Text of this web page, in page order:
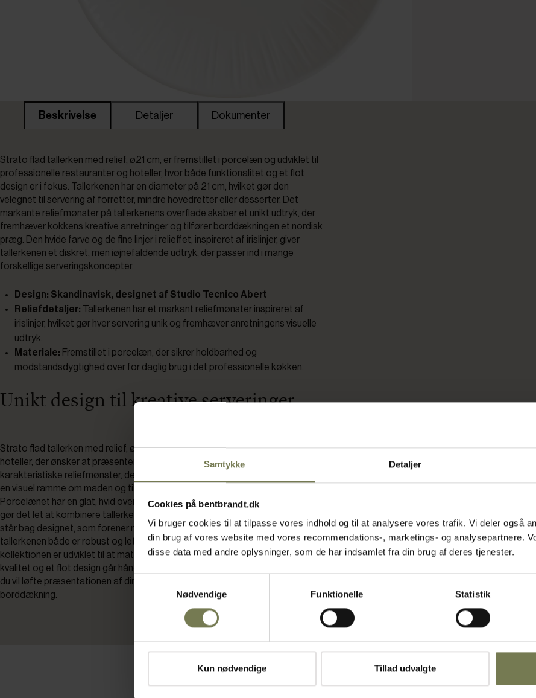
Samtykke Detaljer
Cookies på bentbrandt.dk
Vi bruger cookies til at tilpasse vores indhold og til at analysere vores trafik. Vi deler også
din brug af vores website med vores recommendations-, marketings- og analysepartnere.
disse data med andre oplysninger, som de har indsamlet fra din brug af deres tjenester.
Samtykkevalg
Nødvendige
Funktionelle Statistik
Kun nødvendige Tillad udvalgte
Beskrivelse Detaljer Dokumenter
Strato flad tallerken med relief, ø21 cm, er fremstillet i porcelæn og udviklet til
professionelle restauranter og hoteller, hvor både funktionalitet og et flot
design er i fokus. Tallerkenen har en diameter på 21 cm, hvilket gør den
velegnet til servering af forretter, mindre hovedretter eller desserter. Det
markante reliefmønster på tallerkenens overflade skaber et unikt udtryk, der
fremhæver kokkens kreative anretninger og tilfører borddækningen et nordisk
præg. Den hvide farve og de fine linjer i relieffet, inspireret af irislinjer, giver
tallerkenen et diskret, men iøjnefaldende udtryk, der passer ind i mange
forskellige serveringskoncepter.
Design: Skandinavisk, designet af Studio Tecnico Abert
Reliefdetaljer: Tallerkenen har et markant reliefmønster inspireret af
irislinjer, hvilket gør hver servering unik og fremhæver anretningens visuelle
udtryk.
Materiale: Fremstillet i porcelæn, der sikrer holdbarhed og
modstandsdygtighed over for daglig brug i det professionelle køkken.
Unikt design til kreative serveringer
Strato flad tallerken med relief, ø21 cm, er et oplagt valg for restauranter og
hoteller, der ønsker at præsentere retter med et personligt og flot udtryk. Det
karakteristiske reliefmønster, der løber fra midten og ud mod kanten, skaber
en visuel ramme om maden og tiltrækker opmærksomhed til anretningen.
Porcelænet har en glat, hvid overflade, der fremhæver farverne i råvarerne og
gør det let at kombinere tallerkenen med andet service. Studio Tecnico Abert
står bag designet, som forener nordisk minimalisme med funktionalitet, så
tallerkenen både er robust og let at håndtere i en travl hverdag. Strato-
kollektionen er udviklet til at matche kravene i det professionelle køkken, hvor
kvalitet og et flot design går hånd i hånd. Tallerkenen er derfor et godt valg, når
du vil løfte præsentationen af dine retter og skabe en ensartet, stilfuld
borddækning.